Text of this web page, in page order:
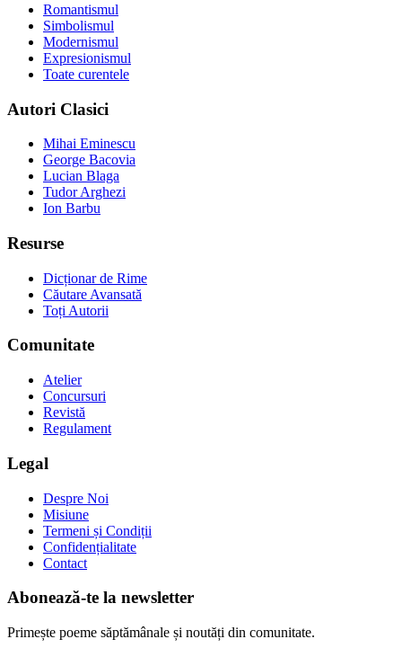
Romantismul
Simbolismul
Modernismul
Expresionismul
Toate curentele
Autori Clasici
Mihai Eminescu
George Bacovia
Lucian Blaga
Tudor Arghezi
Ion Barbu
Resurse
Dicționar de Rime
Căutare Avansată
Toți Autorii
Comunitate
Atelier
Concursuri
Revistă
Regulament
Legal
Despre Noi
Misiune
Termeni și Condiții
Confidențialitate
Contact
Abonează-te la newsletter
Primește poeme săptămânale și noutăți din comunitate.